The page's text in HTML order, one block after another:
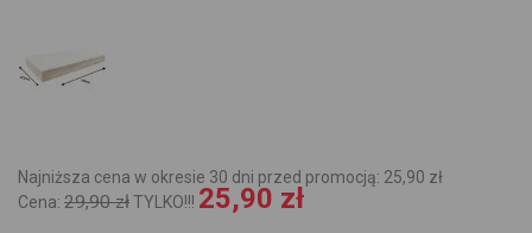
Najniższa cena w okresie 30 dni przed promocją: 25,90 zł
Cena: 29,90 złTYLKO!!! 25,90 zł